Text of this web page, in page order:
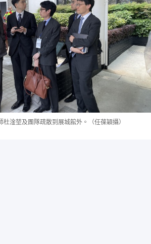
淦堃及團隊疏散到展城館外。（任葆穎攝）